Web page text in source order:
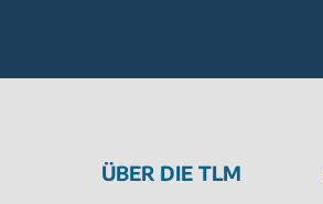
ÜBER DIE TLM